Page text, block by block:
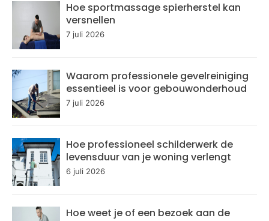
Hoe sportmassage spierherstel kan
versnellen
7 juli 2026
Waarom professionele gevelreiniging
essentieel is voor gebouwonderhoud
7 juli 2026
Hoe professioneel schilderwerk de
levensduur van je woning verlengt
6 juli 2026
Hoe weet je of een bezoek aan de